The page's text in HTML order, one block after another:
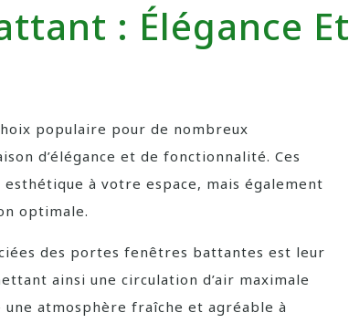
: Élégance Et
populaire pour de nombreux
d’élégance et de fonctionnalité. Ces
à votre espace, mais également
optimale.
des portes fenêtres battantes est leur
ainsi une circulation d’air maximale
une atmosphère fraîche et agréable à